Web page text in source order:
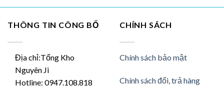
THÔNG TIN CÔNG BỐ
Địa chỉ:Tổng Kho
Nguyên Ji
Hotline: 0947.108.818
CHÍNH SÁCH
Chính sách bảo mật
Chính sách đổi, trả hàng